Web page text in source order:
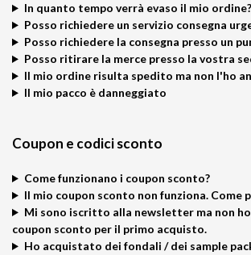
In quanto tempo verrà evaso il mio ordine?
Posso richiedere un servizio consegna
Posso richiedere la consegna presso un
Posso ritirare la merce presso la vostra
Il mio ordine risulta spedito ma non l'ho
Il mio pacco è danneggiato
Coupon e codici sconto
Come funzionano i coupon sconto?
Il mio coupon sconto non funziona. Come
Mi sono iscritto alla newsletter ma non
coupon sconto per il primo acquisto.
Ho acquistato dei fondali / dei sample